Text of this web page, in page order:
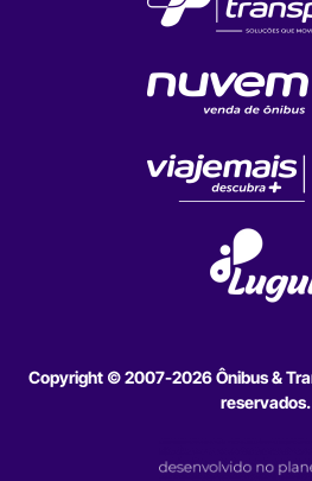
Copyright © 2007-2026 Ônibus &
reservados.